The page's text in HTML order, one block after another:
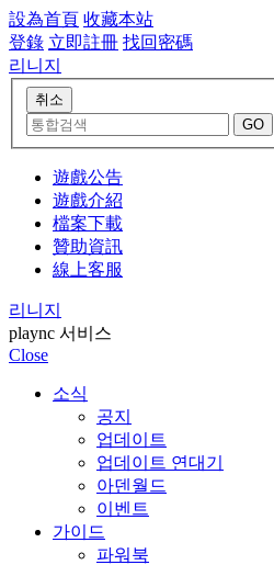
設為首頁 收藏本站
登錄 立即註冊 找回密碼
리니지
遊戲公告
遊戲介紹
檔案下載
贊助資訊
線上客服
리니지
plaync 서비스
Close
소식
공지
업데이트
업데이트 연대기
아덴월드
이벤트
가이드
파워북